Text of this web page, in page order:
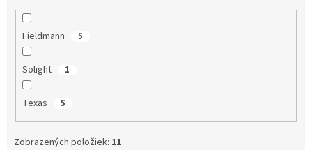
Fieldmann 5
Solight 1
Texas 5
Zobrazených položiek: 11